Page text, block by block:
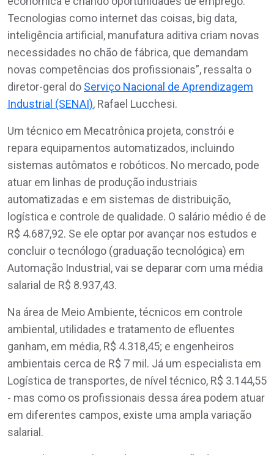
Tecnologias como internet das coisas, big data,
inteligência artificial, manufatura aditiva criam novas
necessidades no chão de fábrica, que demandam
novas competências dos profissionais”, ressalta o
diretor-geral do Serviço Nacional de Aprendizagem
Industrial (SENAI), Rafael Lucchesi.
Um técnico em Mecatrônica projeta, constrói e
repara equipamentos automatizados, incluindo
sistemas autômatos e robóticos. No mercado, pode
atuar em linhas de produção industriais
automatizadas e em sistemas de distribuição,
logística e controle de qualidade. O salário médio é de
R$ 4.687,92. Se ele optar por avançar nos estudos e
concluir o tecnólogo (graduação tecnológica) em
Automação Industrial, vai se deparar com uma média
salarial de R$ 8.937,43.
Na área de Meio Ambiente, técnicos em controle
ambiental, utilidades e tratamento de efluentes
ganham, em média, R$ 4.318,45; e engenheiros
ambientais cerca de R$ 7 mil. Já um especialista em
Logística de transportes, de nível técnico, R$ 3.144,55
- mas como os profissionais dessa área podem atuar
em diferentes campos, existe uma ampla variação
salarial.